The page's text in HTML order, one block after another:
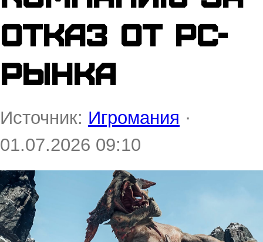
отказ от PC-
рынка
Источник: Игромания ·
01.07.2026 09:10